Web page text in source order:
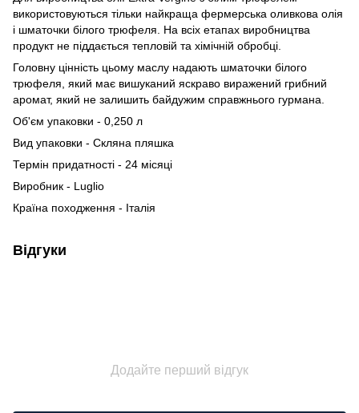
використовуються тільки найкраща фермерська оливкова олія
і шматочки білого трюфеля. На всіх етапах виробництва
продукт не піддається тепловій та хімічній обробці.
Головну цінність цьому маслу надають шматочки білого
трюфеля, який має вишуканий яскраво виражений грибний
аромат, який не залишить байдужим справжнього гурмана.
Об'єм упаковки - 0,250 л
Вид упаковки - Скляна пляшка
Термін придатності - 24 місяці
Виробник - Luglio
Країна походження - Італія
Відгуки
Додайте перший відгук